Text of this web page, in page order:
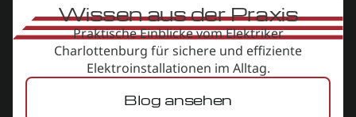
Wissen aus der Praxis
Praktische Einblicke vom Elektriker
Charlottenburg für sichere und effiziente
Elektroinstallationen im Alltag.
Blog ansehen